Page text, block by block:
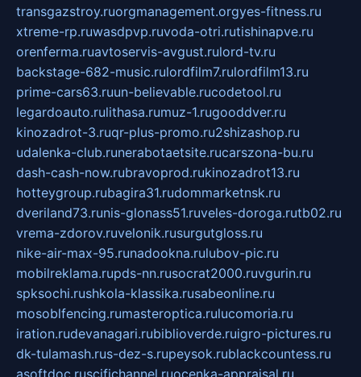
transgazstroy.ruorgmanagement.orgyes-fitness.ru
xtreme-rp.ruwasdpvp.ruvoda-otri.rutishinapve.ru
orenferma.ruavtoservis-avgust.rulord-tv.ru
backstage-682-music.rulordfilm7.rulordfilm13.ru
prime-cars63.ruun-believable.rucodetool.ru
legardoauto.rulithasa.rumuz-1.rugooddver.ru
kinozadrot-3.ruqr-plus-promo.ru2shizashop.ru
udalenka-club.runerabotaetsite.rucarszona-bu.ru
dash-cash-now.rubravoprod.rukinozadrot13.ru
hotteygroup.rubagira31.rudommarketnsk.ru
dveriland73.runis-glonass51.ruveles-doroga.rutb02.ru
vrema-zdorov.ruvelonik.rusurgutgloss.ru
nike-air-max-95.runadookna.rulubov-pic.ru
mobilreklama.rupds-nn.rusocrat2000.ruvgurin.ru
spksochi.rushkola-klassika.rusabeonline.ru
mosoblfencing.rumasteroptica.rulucomoria.ru
iration.rudevanagari.rubiblioverde.ruigro-pictures.ru
dk-tulamash.rus-dez-s.rupeysok.rublackcountess.ru
asoftdoc.ruscifichannel.ruocenka-appraisal.ru